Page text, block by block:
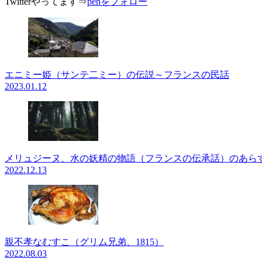
エニミー姫（サンテ二ミー）の伝説～フランスの民話
2023.01.12
メリュジーヌ、水の妖精の物語（フランスの伝承話）のあら
2022.12.13
親不孝なむすこ（グリム兄弟、1815）
2022.08.03